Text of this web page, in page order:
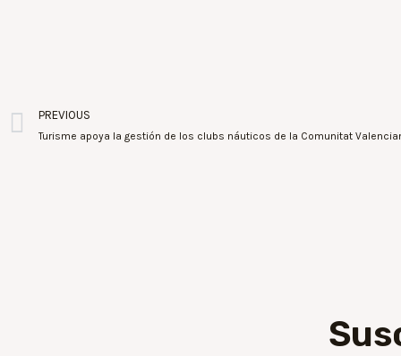
PREVIOUS
Turisme apoya la gestión de los clubs náuticos de la Comunitat